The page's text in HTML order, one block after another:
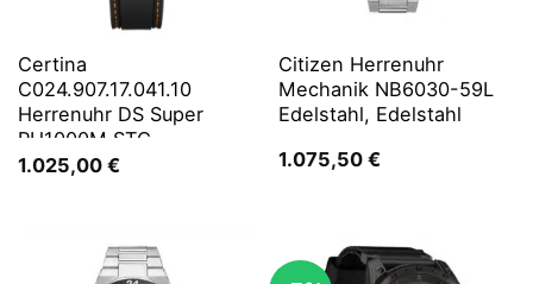
Certina
C024.907.17.041.10
Herrenuhr DS Super
PH1000M STC
1.025,00 €
Citizen Herrenuhr
Mechanik NB6030-59L
Edelstahl, Edelstahl
1.075,50 €